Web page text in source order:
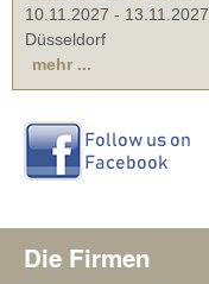
10.11.2027 - 13.11.2027
Düsseldorf
mehr ...
Die Firmen